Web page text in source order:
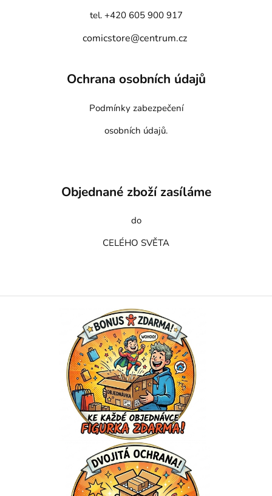
tel. +420 605 900 917
comicstore@centrum.cz
Ochrana osobních údajů
Podmínky zabezpečení
osobních údajů.
Objednané zboží zasíláme
do
CELÉHO SVĚTA